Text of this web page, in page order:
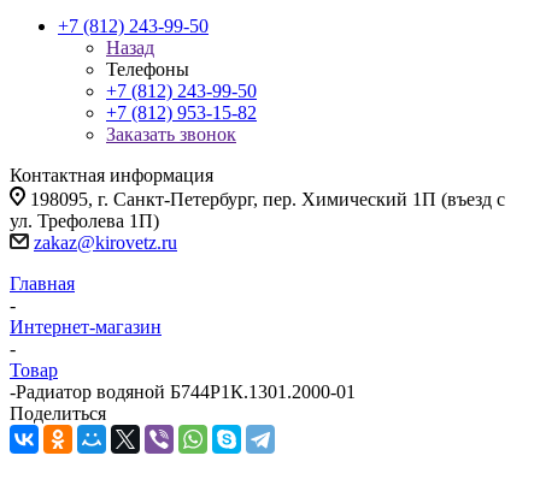
+7 (812) 243-99-50
Назад
Телефоны
+7 (812) 243-99-50
+7 (812) 953-15-82
Заказать звонок
Контактная информация
198095, г. Санкт-Петербург, пер. Химический 1П (въезд с
ул. Трефолева 1П)
zakaz@kirovetz.ru
Главная
-
Интернет-магазин
-
Товар
-Радиатор водяной Б744Р1К.1301.2000-01
Поделиться